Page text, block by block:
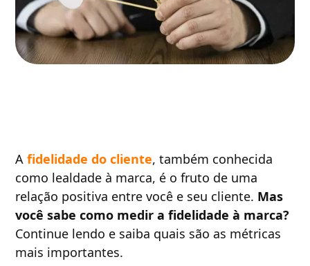
Afidelidade do cliente, também conhecida
como lealdade à marca, é o fruto de uma
relação positiva entre você e seu cliente. Mas
você sabe como medir a fidelidade à marca?
Continue lendo e saiba quais são as métricas
mais importantes.